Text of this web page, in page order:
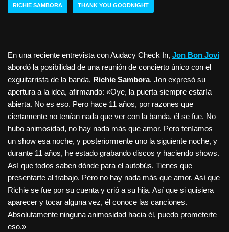
RICHIE SAMBORA THANK YOU GOODNIGHT
En una reciente entrevista con Audacy Check In, Jon Bon Jovi
abordó la posibilidad de una reunión de concierto único con el
exguitarrista de la banda, Richie Sambora. Jon expresó su
apertura a la idea, afirmando: «Oye, la puerta siempre estaría
abierta. No es eso. Pero hace 11 años, por razones que
ciertamente no tenían nada que ver con la banda, él se fue. No
hubo animosidad, no hay nada más que amor. Pero teníamos
un show esa noche, y posteriormente uno la siguiente noche, y
durante 11 años, he estado grabando discos y haciendo shows.
Así que todos saben dónde para el autobús. Tienes que
presentarte al trabajo. Pero no hay nada más que amor. Así que
Richie se fue por su cuenta y crió a su hija. Así que si quisiera
aparecer y tocar alguna vez, él conoce las canciones.
Absolutamente ninguna animosidad hacia él, puedo prometerte
eso.»